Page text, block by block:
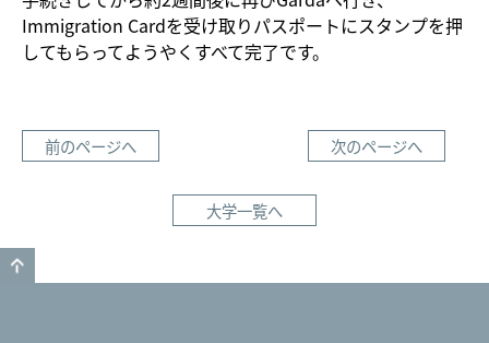
Immigration Cardを受け取りパスポートにスタンプを押
してもらってようやくすべて完了です。
前のページへ 次のページへ
大学一覧へ